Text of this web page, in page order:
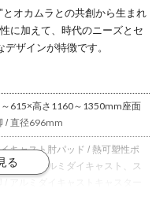
オカムラとの共創から生まれ
に加えて、時代のニーズとセ
ザインが特徴です。
615×高さ1160～1350mm座面
/ 直径696mm
キャスト 肘パッド / 熱可塑性ポ
アーム / アルミダイキャスト、ス